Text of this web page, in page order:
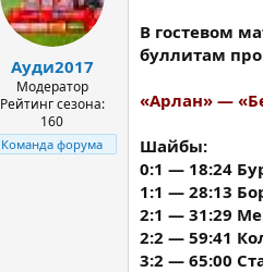
Ауди2017
Модератор
Рейтинг сезона:
160
Команда форума
В гостевом
буллитам
«Арлан» —
Шайбы:
0:1 — 18:24
1:1 — 28:13
2:1 — 31:29
2:2 — 59:41
3:2 — 65:00